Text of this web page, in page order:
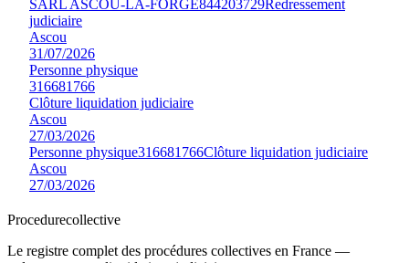
SARL ASCOU-LA-FORGE844203729Redressement
judiciaire
Ascou
31/07/2026
Personne physique
316681766
Clôture liquidation judiciaire
Ascou
27/03/2026
Personne physique316681766Clôture liquidation judiciaire
Ascou
27/03/2026
Procedurecollective
Le registre complet des procédures collectives en France —